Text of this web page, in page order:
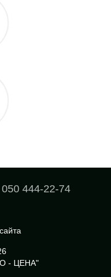
444-22-74
- ЦЕНА"